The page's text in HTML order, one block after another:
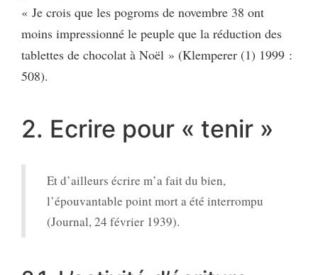
« Je crois que les pogroms de novembre 38 ont
moins impressionné le peuple que la réduction des
tablettes de chocolat à Noël » (Klemperer (1) 1999 :
508).
2. Ecrire pour « tenir »
Et d’ailleurs écrire m’a fait du bien,
l’épouvantable point mort a été interrompu
(Journal, 24 février 1939).